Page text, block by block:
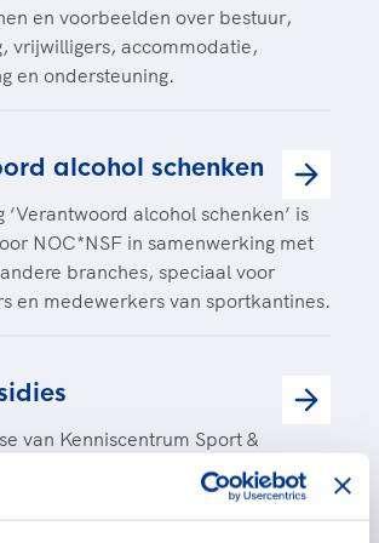
en voorbeelden over bestuur,
vrijwilligers, accommodatie,
en ondersteuning.
alcohol schenken
alcohol schenken’ is
NOC*NSF in samenwerking met
branches, speciaal voor
en medewerkers van sportkantines.
van Kenniscentrum Sport &
een specifiek overzicht van alle
subsidiemogelijkheden in